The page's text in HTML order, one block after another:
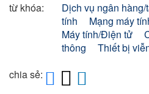
từ khóa:
Dịch vụ ngân hàng/
tính
Mạng máy
Máy tính/Điện tử
thông
Thiết bị
chia sẻ: